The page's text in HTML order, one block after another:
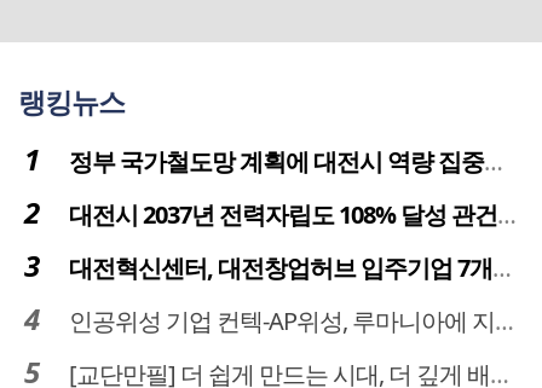
랭킹뉴스
정부 국가철도망 계획에 대전시 역량 집중해야
대전시 2037년 전력자립도 108% 달성 관건은 '주민 수용성'
대전혁신센터, 대전창업허브 입주기업 7개사 모집
인공위성 기업 컨텍-AP위성, 루마니아에 지상국 시스템 전수
[교단만필] 더 쉽게 만드는 시대, 더 깊게 배우는 교육